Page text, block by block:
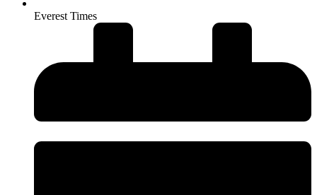
Everest Times